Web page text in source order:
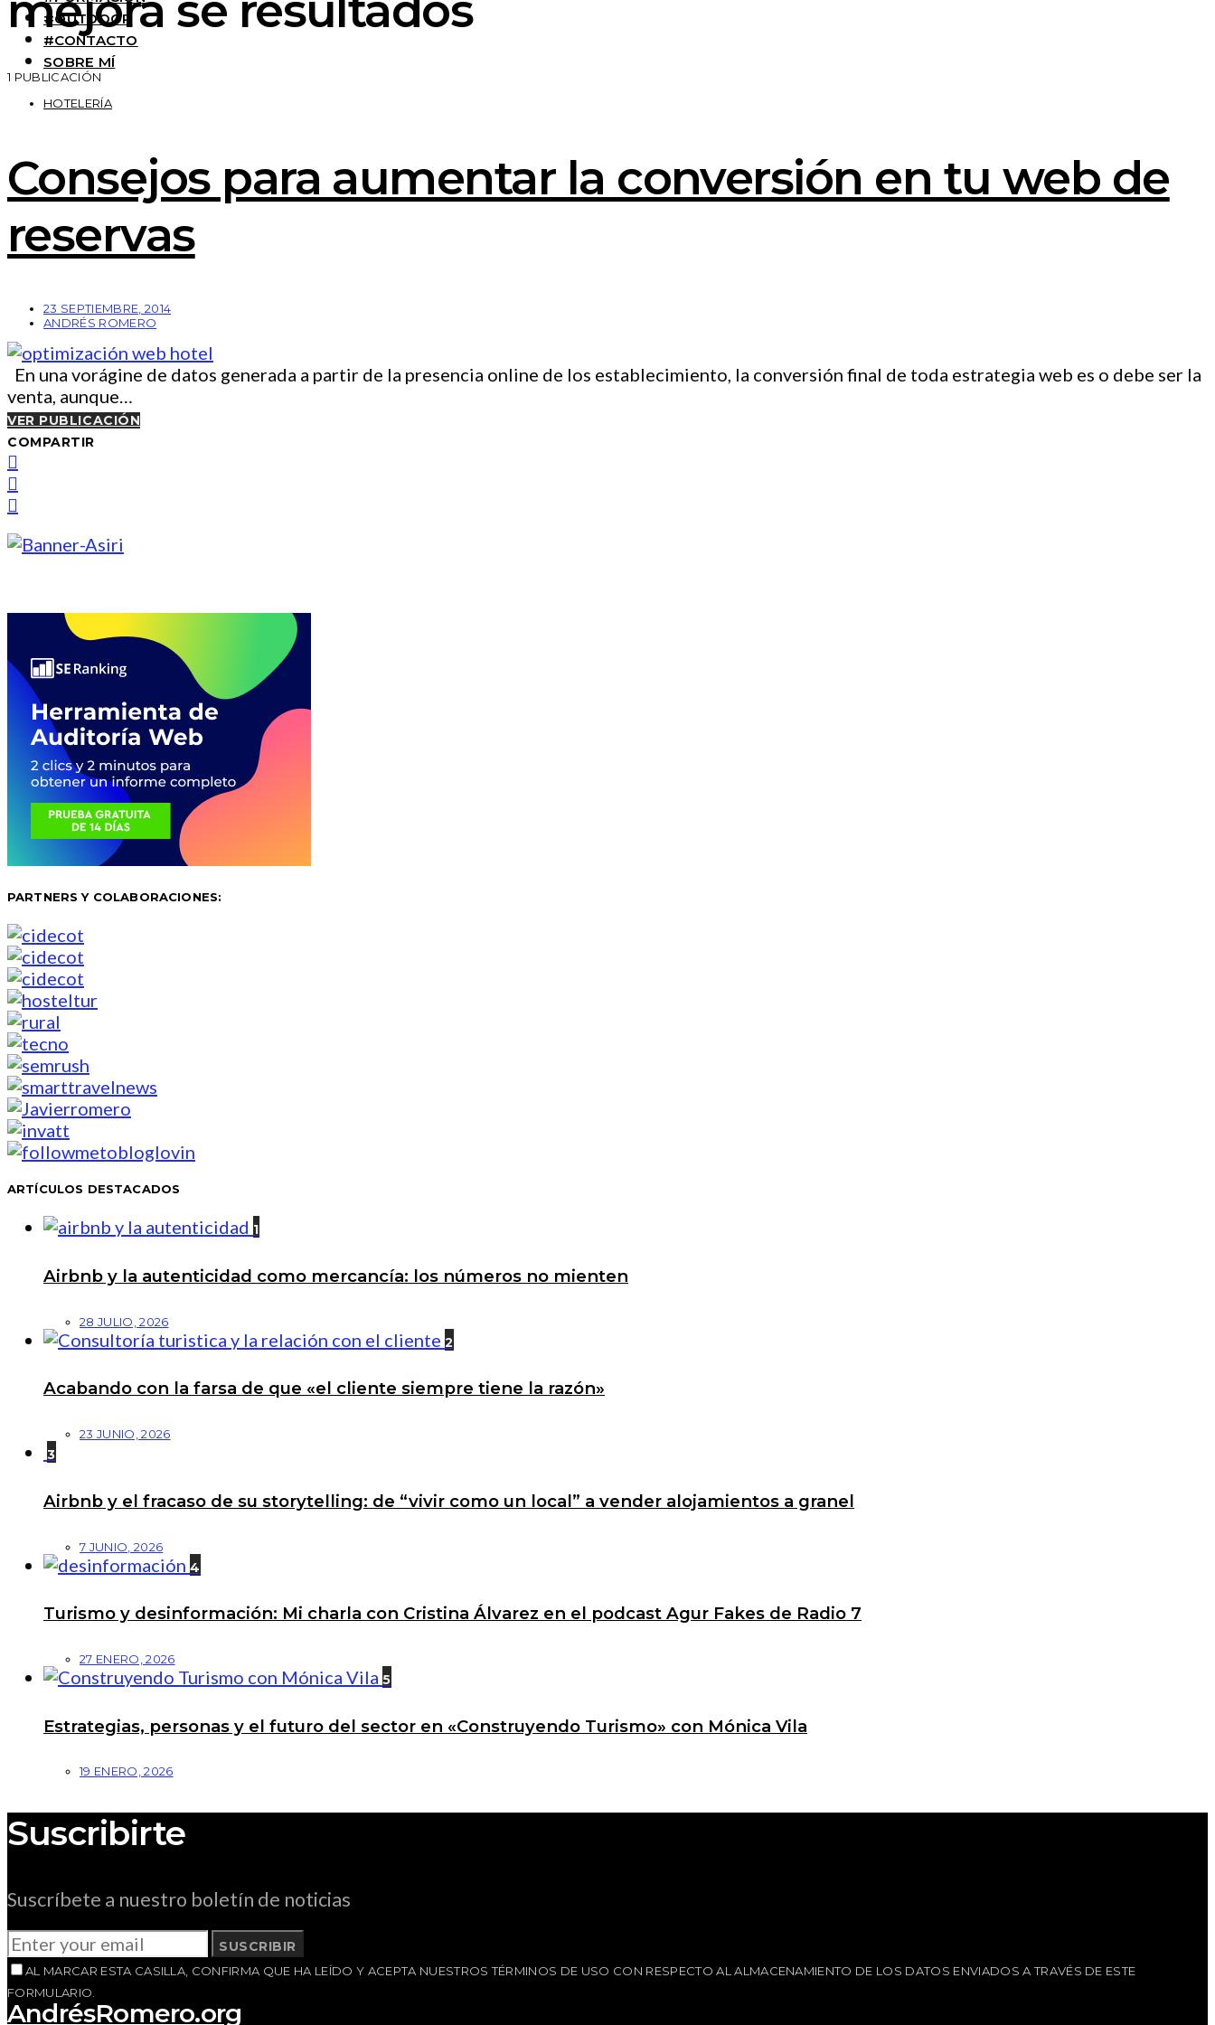
#OUTDOOR
#CONTACTO
SOBRE MÍ
1 PUBLICACIÓN
HOTELERÍA
Consejos para aumentar la conversión en tu web de
reservas
23 SEPTIEMBRE, 2014
ANDRÉS ROMERO
En una vorágine de datos generada a partir de la presencia online de los establecimiento, la conversión final de toda estrategia web es o debe ser la
venta, aunque…
VER PUBLICACIÓN
COMPARTIR
PARTNERS Y COLABORACIONES:
ARTÍCULOS DESTACADOS
1
Airbnb y la autenticidad como mercancía: los números no mienten
28 JULIO, 2026
2
Acabando con la farsa de que «el cliente siempre tiene la razón»
23 JUNIO, 2026
3
Airbnb y el fracaso de su storytelling: de “vivir como un local” a vender alojamientos a granel
7 JUNIO, 2026
4
Turismo y desinformación: Mi charla con Cristina Álvarez en el podcast Agur Fakes de Radio 7
27 ENERO, 2026
5
Estrategias, personas y el futuro del sector en «Construyendo Turismo» con Mónica Vila
19 ENERO, 2026
Suscribirte
Suscríbete a nuestro boletín de noticias
SUSCRIBIR
AL MARCAR ESTA CASILLA, CONFIRMA QUE HA LEÍDO Y ACEPTA NUESTROS TÉRMINOS DE USO CON RESPECTO AL ALMACENAMIENTO DE LOS DATOS ENVIADOS A TRAVÉS DE ESTE
FORMULARIO.
AndrésRomero.org